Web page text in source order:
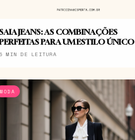
JEANS: AS COMBINAÇÕES
PARA UM ESTILO ÚNICO
MIN DE LEITURA
MODA